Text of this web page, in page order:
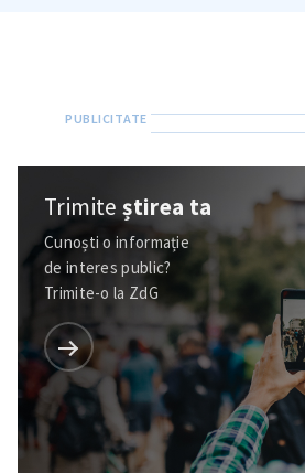
Trimiteștirea ta
Cunoști o informație
de interes public?
Trimite-o la ZdG